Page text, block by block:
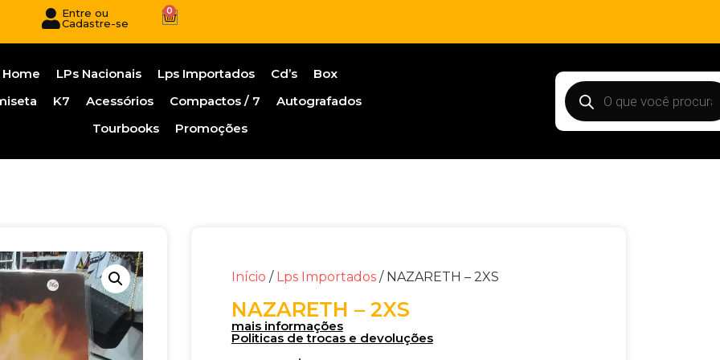
Entre ou
Cadastre-se
0
Home LPs Nacionais Lps Importados Cd’s
Box
K7 Acessórios Compactos / 7
Autografados
Tourbooks
Promoções
Início / Lps Importados/ NAZARETH – 2XS
NAZARETH – 2XS
mais informações
Politicas de trocas e devoluções